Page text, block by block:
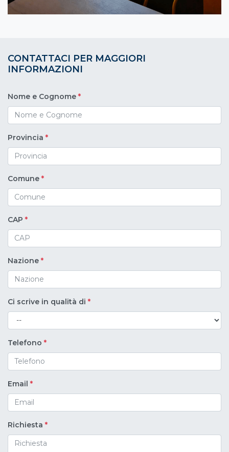
CONTATTACI PER MAGGIORI
INFORMAZIONI
Nome e Cognome *
Provincia *
Comune *
CAP *
Nazione *
Ci scrive in qualità di *
Telefono *
Email *
Richiesta *